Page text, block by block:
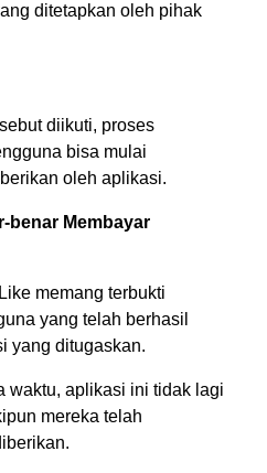
ditetapkan oleh pihak
diikuti, proses
bisa mulai
oleh aplikasi.
benar Membayar
memang terbukti
yang telah berhasil
yang ditugaskan.
waktu, aplikasi ini tidak lagi
mereka telah